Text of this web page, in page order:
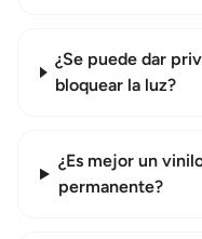
¿Se puede dar
bloquear la luz?
¿Es mejor un
permanente?